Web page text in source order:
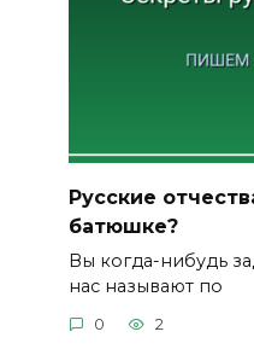
Русские
батюшке?
Вы когда-нибудь
нас называют по
0 2